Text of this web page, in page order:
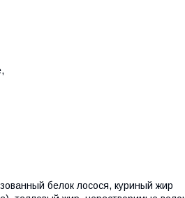
белок лосося, куриный жир